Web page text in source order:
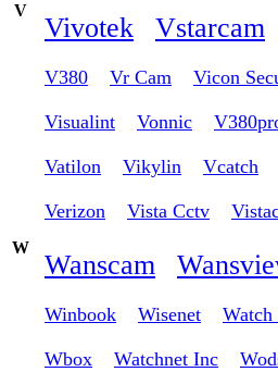
V
Vivotek Vstarcam
V380 Vr Cam Vicon
Visualint Vonnic
Vatilon Vikylin Vcatch
Verizon Vista Cctv
W
Wanscam
Winbook Wisenet Watch
Wbox Watchnet Inc